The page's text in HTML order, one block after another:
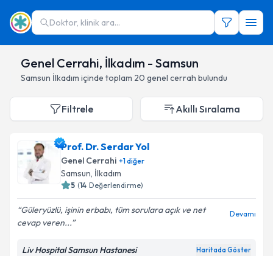
Doktor, klinik ara...
Genel Cerrahi, İlkadım - Samsun
Samsun İlkadım içinde toplam 20 genel cerrah bulundu
Filtrele Akıllı Sıralama
Prof. Dr. Serdar Yol
Genel Cerrahi +1diğer
Samsun, İlkadım
5 (14 Değerlendirme)
Güleryüzlü, işinin erbabı, tüm sorulara açık ve net
cevap veren...
Devamı
Liv Hospital Samsun Hastanesi Haritada Göster